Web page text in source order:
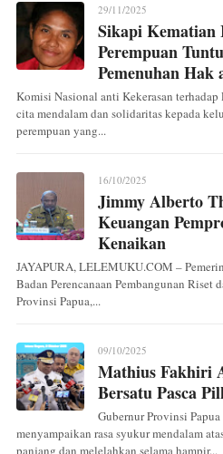
29/11/2025
Sikapi Kematian
Perempuan
Pemenuhan Hak
Komisi Nasional anti Kekerasan
cita mendalam dan solidaritas kepada
perempuan yang...
16/10/2025
Jimmy Alberto
Keuangan
Kenaikan
JAYAPURA, LELEMUKU.COM –
Badan Perencanaan Pembangunan Riset
Provinsi Papua,...
09/10/2025
Mathius Fakhiri
Bersatu Pasca
Gubernur Provinsi
menyampaikan rasa syukur mendalam
panjang dan melelahkan selama hampir...